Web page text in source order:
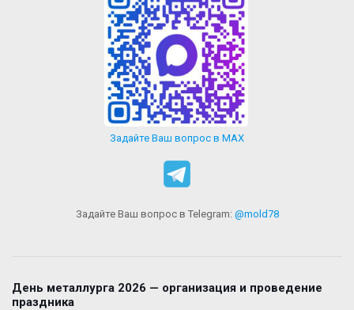
Задайте Ваш вопрос в MAX
Задайте Ваш вопрос в Telegram: @mold78
День металлурга 2026 — организация и проведение
праздника